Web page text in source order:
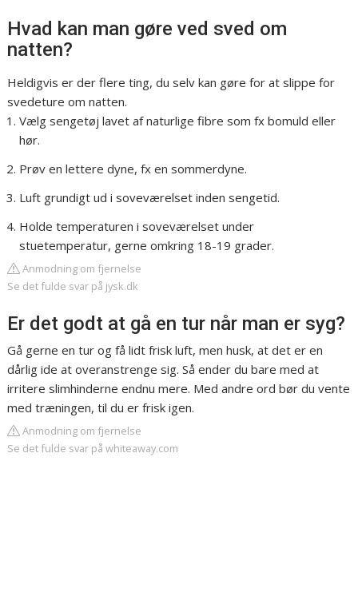
Hvad kan man gøre ved sved om
natten?
Heldigvis er der flere ting, du selv kan gøre for at slippe for
svedeture om natten.
Vælg sengetøj lavet af naturlige fibre som fx bomuld eller
hør.
Prøv en lettere dyne, fx en sommerdyne.
Luft grundigt ud i soveværelset inden sengetid.
Holde temperaturen i soveværelset under
stuetemperatur, gerne omkring 18-19 grader.
Anmodning om fjernelse
Se det fulde svar på jysk.dk
Er det godt at gå en tur når man er syg?
Gå gerne en tur og få lidt frisk luft, men husk, at det er en
dårlig ide at overanstrenge sig. Så ender du bare med at
irritere slimhinderne endnu mere. Med andre ord bør du vente
med træningen, til du er frisk igen.
Anmodning om fjernelse
Se det fulde svar på whiteaway.com